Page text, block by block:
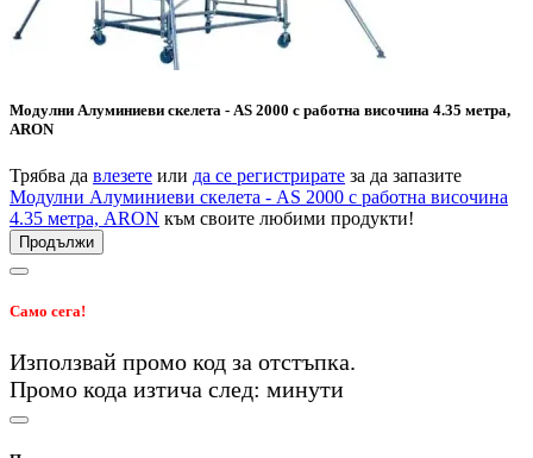
Модулни Алуминиеви скелета - AS 2000 с работна височина 4.35 метра,
ARON
Трябва да влезете или да се регистрирате за да запазите
Модулни Алуминиеви скелета - AS 2000 с работна височина
4.35 метра, ARON към своите любими продукти!
Продължи
Само сега!
Използвай промо код за отстъпка.
Промо кода изтича след: минути